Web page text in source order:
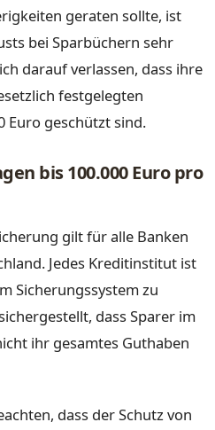
geraten sollte, ist
bei Sparbüchern sehr
darauf verlassen, dass ihre
festgelegten
Euro geschützt sind.
bis 100.000 Euro pro
gilt für alle Banken
Jedes Kreditinstitut ist
Sicherungssystem zu
dass Sparer im
ihr gesamtes Guthaben
dass der Schutz von